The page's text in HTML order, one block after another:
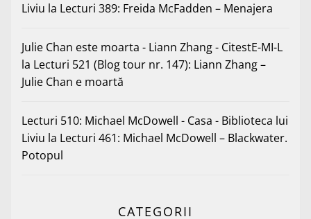
Liviu la Lecturi 389: Freida McFadden – Menajera
Julie Chan este moarta - Liann Zhang - CitestE-MI-L
la Lecturi 521 (Blog tour nr. 147): Liann Zhang –
Julie Chan e moartă
Lecturi 510: Michael McDowell - Casa - Biblioteca lui
Liviu la Lecturi 461: Michael McDowell – Blackwater.
Potopul
CATEGORII